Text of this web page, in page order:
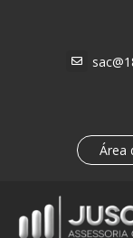

Área